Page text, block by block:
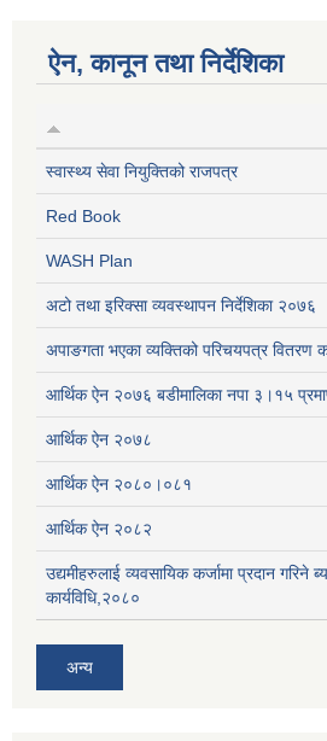
ऐन, कानून तथा निर्देशिका
स्वास्थ्य सेवा नियुक्तिको राजपत्र
Red Book
WASH Plan
अटो तथा इरिक्सा व्यवस्थापन निर्देशिका २०७६
अपाङगता भएका व्यक्तिको परिचयपत्र वितरण
आर्थिक ऐन २०७६ बडीमालिका नपा ३।१५
आर्थिक ऐन २०७८
आर्थिक ऐन २०८०।०८१
आर्थिक ऐन २०८२
उद्यमीहरुलाई व्यवसायिक कर्जामा प्रदान गरिने
कार्यविधि,२०८०
अन्य